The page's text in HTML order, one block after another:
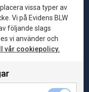
vissa typer av
Vi på Evidens BLW
följande slags
vi använder och
vår cookiepolicy.